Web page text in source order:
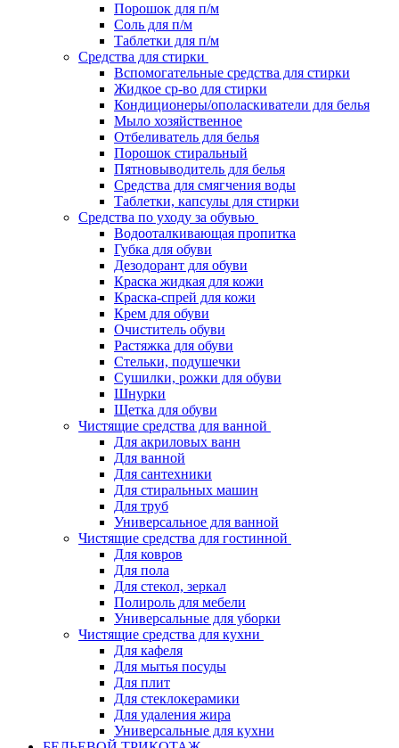
Порошок для п/м
Соль для п/м
Таблетки для п/м
Средства для стирки
Вспомогательные средства для стирки
Жидкое ср-во для стирки
Кондиционеры/ополаскиватели для белья
Мыло хозяйственное
Отбеливатель для белья
Порошок стиральный
Пятновыводитель для белья
Средства для смягчения воды
Таблетки, капсулы для стирки
Средства по уходу за обувью
Водооталкивающая пропитка
Губка для обуви
Дезодорант для обуви
Краска жидкая для кожи
Краска-спрей для кожи
Крем для обуви
Очиститель обуви
Растяжка для обуви
Стельки, подушечки
Сушилки, рожки для обуви
Шнурки
Щетка для обуви
Чистящие средства для ванной
Для акриловых ванн
Для ванной
Для сантехники
Для стиральных машин
Для труб
Универсальное для ванной
Чистящие средства для гостинной
Для ковров
Для пола
Для стекол, зеркал
Полироль для мебели
Универсальные для уборки
Чистящие средства для кухни
Для кафеля
Для мытья посуды
Для плит
Для стеклокерамики
Для удаления жира
Универсальные для кухни